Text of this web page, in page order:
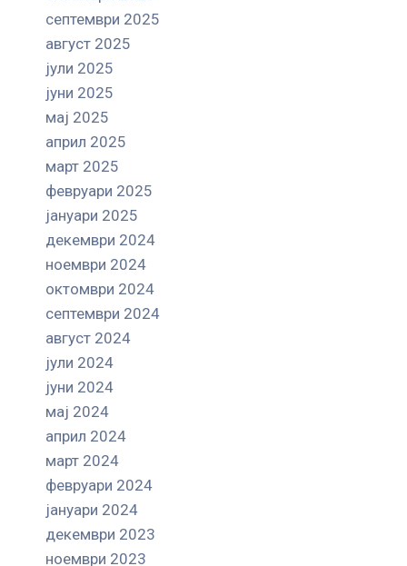
септември 2025
август 2025
јули 2025
јуни 2025
мај 2025
април 2025
март 2025
февруари 2025
јануари 2025
декември 2024
ноември 2024
октомври 2024
септември 2024
август 2024
јули 2024
јуни 2024
мај 2024
април 2024
март 2024
февруари 2024
јануари 2024
декември 2023
ноември 2023